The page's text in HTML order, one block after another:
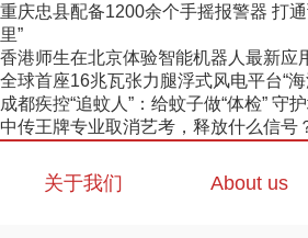
重庆忠县配备1200余个手摇报警器 打
里”
香港师生在北京体验智能机器人最新应
全球首座16兆瓦张力腿浮式风电平台“
成都疾控“追蚊人”：给蚊子做“体检” 守
中传王牌专业取消艺考，释放什么信号
关于我们 About us